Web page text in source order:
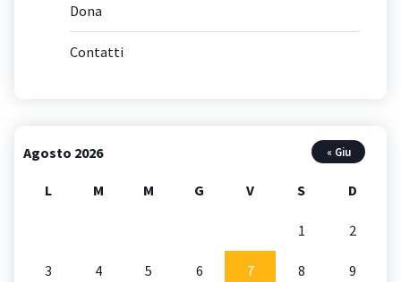
Dona
Contatti
Agosto 2026
L M M G V S D
1 2
3 4 5 6 7 8 9
« Giu